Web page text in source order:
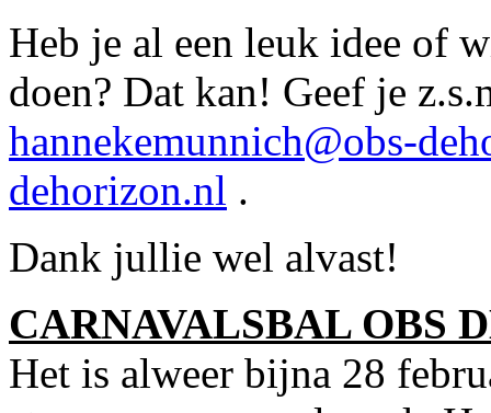
Heb je al een leuk idee of
doen? Dat kan! Geef je
hannekemunnich@obs-
dehorizon.nl .
Dank jullie wel alvast!
CARNAVALSBAL OBS
Het is alweer bijna 28